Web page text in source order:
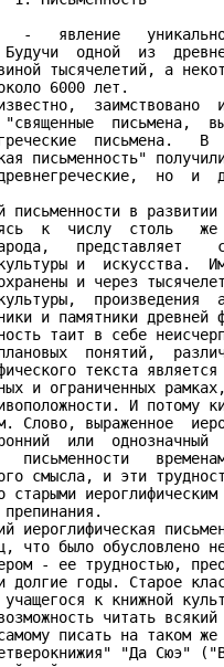
-   явление
Будучи  одной  из
тысячелетий, а
6000 лет.
заимствовано
"священные  письмена,
письмена.   В
письменность"
но  и
письменности в
к  числу  столь
представляет
и  искусства.
и через
произведения
и памятники древней
таит в себе
понятий,
текста
и ограниченных
И потому
Слово, выраженное
или
письменности
смысла, и эти
старыми
иероглифическая
что было обусловлено
- ее трудностью,
долгие годы. Старое
учащегося к книжной
читать
писать на таком же
"Да Сюэ"